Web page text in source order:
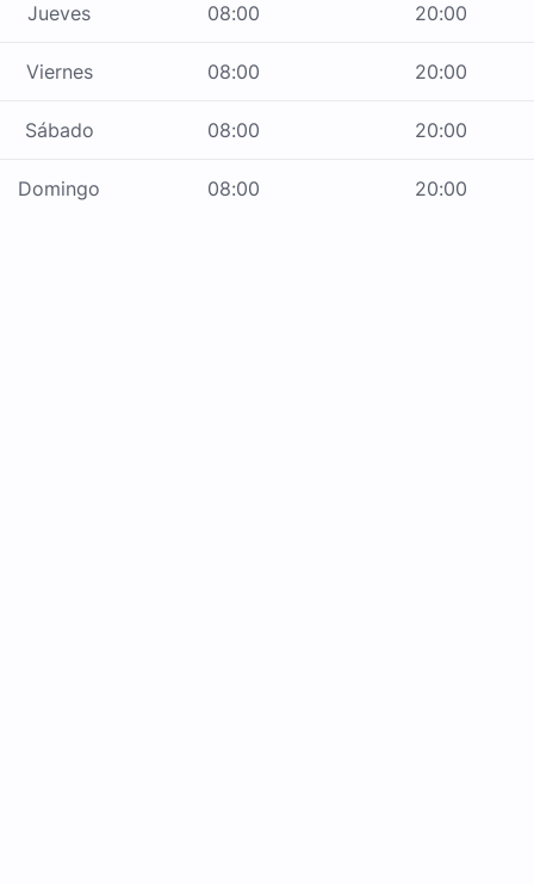
Jueves 08:00 20:00
Viernes 08:00 20:00
Sábado 08:00 20:00
Domingo 08:00 20:00